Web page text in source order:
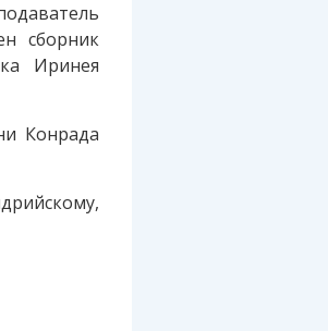
сборник
Иринея
Конрада